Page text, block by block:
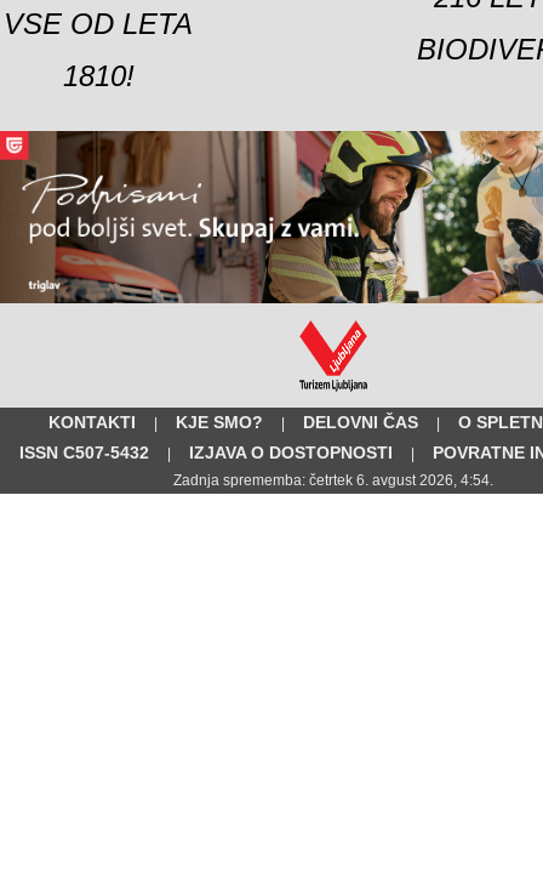
VSE OD LETA
1810!
KONTAKTI | KJE SMO? | DELOVNI ČAS |
O
ISSN C507-5432
| IZJAVA O DOSTOPNOSTI | POVRATNE
Zadnja sprememba: četrtek 6. avgust 2026, 4:54.